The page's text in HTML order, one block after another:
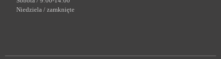
Niedziela / zamknięte